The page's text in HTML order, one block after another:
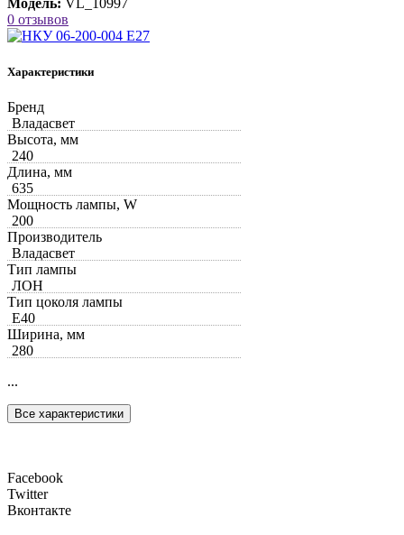
Модель: VL_10997
0 отзывов
Характеристики
Бренд
Владасвет
Высота, мм
240
Длина, мм
635
Мощность лампы, W
200
Производитель
Владасвет
Тип лампы
ЛОН
Тип цоколя лампы
Е40
Ширина, мм
280
...
Все характеристики
Facebook
Twitter
Вконтакте